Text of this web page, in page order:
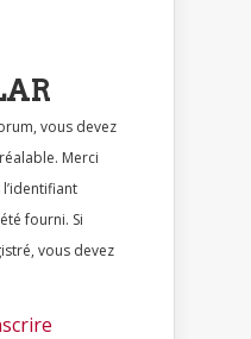
Merci
vous devez